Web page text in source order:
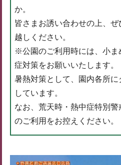
か。
皆さまお誘い合わせの上、
越しください。
※公園のご利用時には、小ま
症対策をお願いいたします。
暑熱対策として、園内各所
しています。
なお、荒天時・熱中症特別
のご利用をお控えください。